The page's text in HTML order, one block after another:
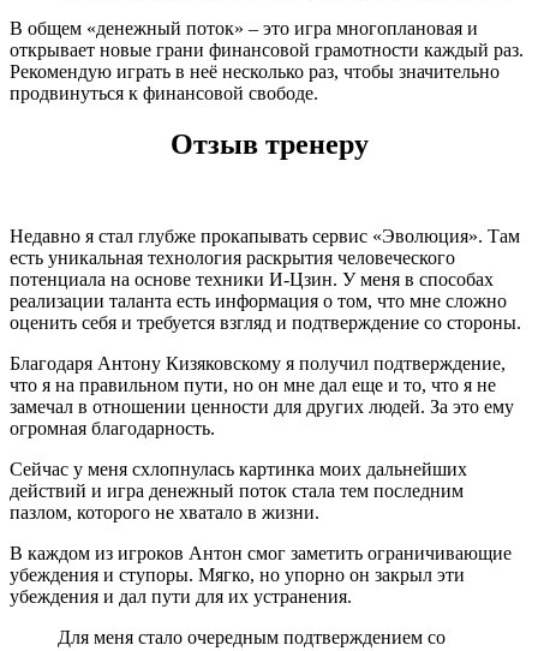
В общем «денежный поток» – это игра многоплановая и
открывает новые грани финансовой грамотности каждый раз.
Рекомендую играть в неё несколько раз, чтобы значительно
продвинуться к финансовой свободе.
Отзыв тренеру
Недавно я стал глубже прокапывать сервис «Эволюция». Там
есть уникальная технология раскрытия человеческого
потенциала на основе техники И-Цзин. У меня в способах
реализации таланта есть информация о том, что мне сложно
оценить себя и требуется взгляд и подтверждение со стороны.
Благодаря Антону Кизяковскому я получил подтверждение,
что я на правильном пути, но он мне дал еще и то, что я не
замечал в отношении ценности для других людей. За это ему
огромная благодарность.
Сейчас у меня схлопнулась картинка моих дальнейших
действий и игра денежный поток стала тем последним
пазлом, которого не хватало в жизни.
В каждом из игроков Антон смог заметить ограничивающие
убеждения и ступоры. Мягко, но упорно он закрыл эти
убеждения и дал пути для их устранения.
Для меня стало очередным подтверждением со